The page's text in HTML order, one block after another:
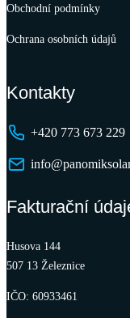
Obchodní podmínky
Ochrana osobních údajů
Kontakty
+420 773 673 229
Fakturační
Husova 144
507 13 Železnice
IČO: 60933461